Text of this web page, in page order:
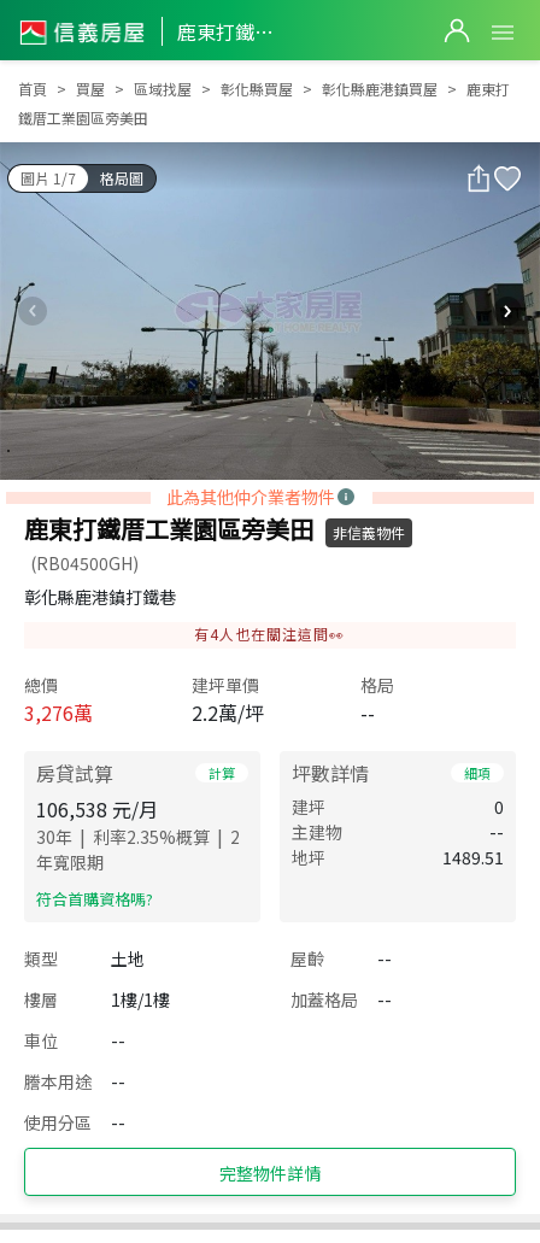
鹿東打鐵厝工業園區旁美田
鹿東打鐵厝工業園區旁美田
首頁 買屋 區域找屋 彰化縣買屋 彰化縣鹿港鎮買屋
鹿東打
鐵厝工業園區旁美田
圖片 1/7 格局圖
此為其他仲介業者物件
鹿東打鐵厝工業園區旁美田 非信義物件
(RB04500GH)
彰化縣鹿港鎮打鐵巷
有4人也在關注這間👀
總價
3,276萬
建坪單價
2.2萬/坪
格局
--
房貸試算 計算
106,538 元/月
30年 | 利率2.35%概算 | 2
年寬限期
​符合首購資格嗎?
坪數詳情 細項
建坪
0
主建物
--
地坪
1489.51
類型 土地 屋齡
--
樓層
1樓/1樓 加蓋格局
--
車位
--
謄本用途
--
使用分區
--
完整物件詳情